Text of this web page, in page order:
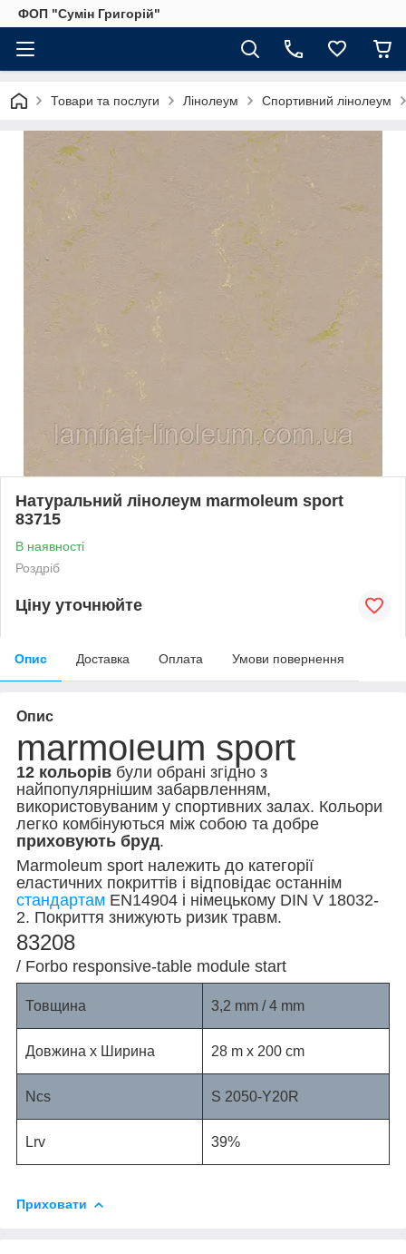
ФОП "Сумін Григорій"
Товари та послуги Лінолеум Спортивний лінолеум
Натуральний лінолеум marmoleum sport
83715
В наявності
Роздріб
Ціну уточнюйте
Опис Доставка Оплата Умови повернення
Опис
marmoleum sport
12 кольорів були обрані згідно з
найпопулярнішим забарвленням,
використовуваним у спортивних залах. Кольори
легко комбінуються між собою та добре
приховують бруд.
Marmoleum sport належить до категорії
еластичних покриттів і відповідає останнім
стандартам EN14904 і німецькому DIN V 18032-
2. Покриття знижують ризик травм.
83208
/ Forbo responsive-table module start
Товщина 3,2 mm / 4 mm
Довжина х Ширина 28 m x 200 cm
Ncs S 2050-Y20R
Lrv 39%
Приховати